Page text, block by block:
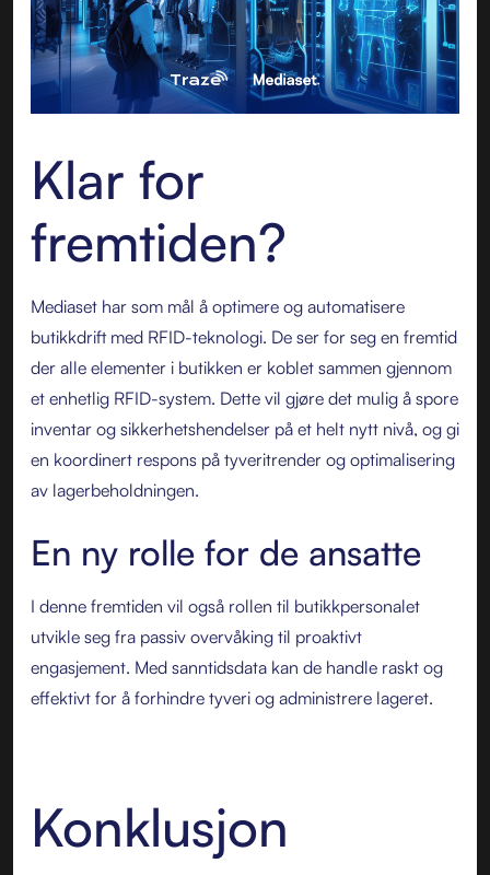
Klar for
fremtiden?
Mediaset har som mål å optimere og automatisere
butikkdrift med RFID-teknologi. De ser for seg en fremtid
der alle elementer i butikken er koblet sammen gjennom
et enhetlig RFID-system. Dette vil gjøre det mulig å spore
inventar og sikkerhetshendelser på et helt nytt nivå, og gi
en koordinert respons på tyveritrender og optimalisering
av lagerbeholdningen.
En ny rolle for de ansatte
I denne fremtiden vil også rollen til butikkpersonalet
utvikle seg fra passiv overvåking til proaktivt
engasjement. Med sanntidsdata kan de handle raskt og
effektivt for å forhindre tyveri og administrere lageret.
Konklusjon